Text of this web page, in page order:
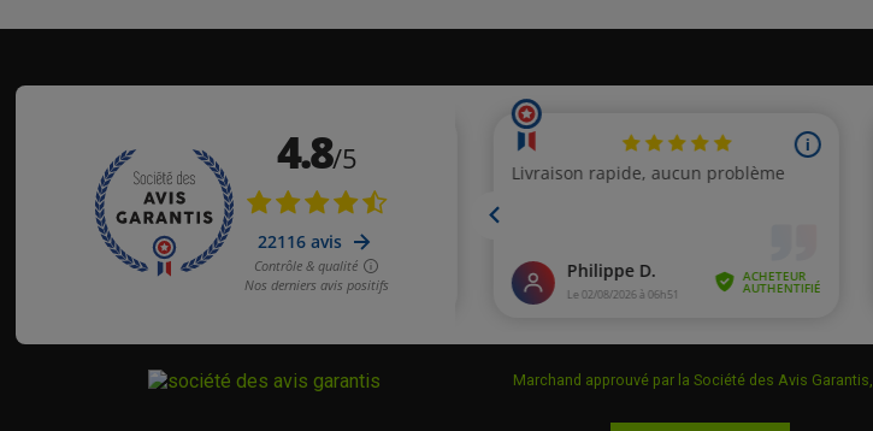
Marchand approuvé par la Société des Avis Garantis,